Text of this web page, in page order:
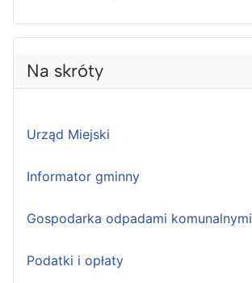
Na skróty
Urząd Miejski
Informator gminny
Gospodarka odpadami komunalnymi
Podatki i opłaty